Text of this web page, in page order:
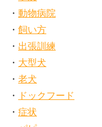
動物病院
飼い方
出張訓練
大型犬
老犬
ドックフード
症状